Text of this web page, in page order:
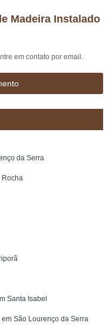
Madeira Instalado
em contato por email.
da Serra
Rocha
Santa Isabel
São Lourenço da Serra